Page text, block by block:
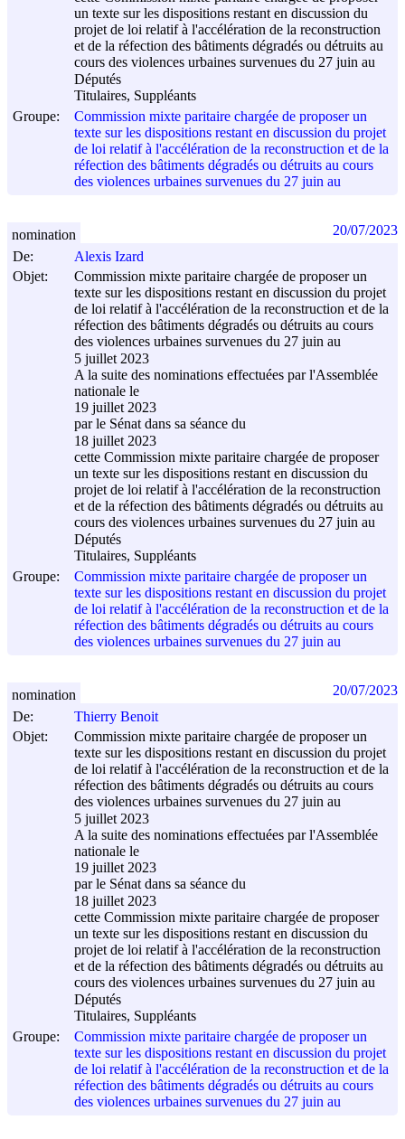
un texte sur les dispositions restant en discussion du
projet de loi relatif à l'accélération de la reconstruction
et de la réfection des bâtiments dégradés ou détruits au
cours des violences urbaines survenues du 27 juin au
Députés
Titulaires, Suppléants
Groupe:
Commission mixte paritaire chargée de proposer un
texte sur les dispositions restant en discussion du projet
de loi relatif à l'accélération de la reconstruction et de la
réfection des bâtiments dégradés ou détruits au cours
des violences urbaines survenues du 27 juin au
De:
Alexis Izard
Objet:
Commission mixte paritaire chargée de proposer un
texte sur les dispositions restant en discussion du projet
de loi relatif à l'accélération de la reconstruction et de la
réfection des bâtiments dégradés ou détruits au cours
des violences urbaines survenues du 27 juin au
5 juillet 2023
A la suite des nominations effectuées par l'Assemblée
nationale le
19 juillet 2023
par le Sénat dans sa séance du
18 juillet 2023
cette Commission mixte paritaire chargée de proposer
un texte sur les dispositions restant en discussion du
projet de loi relatif à l'accélération de la reconstruction
et de la réfection des bâtiments dégradés ou détruits au
cours des violences urbaines survenues du 27 juin au
Députés
Titulaires, Suppléants
Groupe:
Commission mixte paritaire chargée de proposer un
texte sur les dispositions restant en discussion du projet
de loi relatif à l'accélération de la reconstruction et de la
réfection des bâtiments dégradés ou détruits au cours
des violences urbaines survenues du 27 juin au
nomination 20/07/2023
De:
Thierry Benoit
Objet:
Commission mixte paritaire chargée de proposer un
texte sur les dispositions restant en discussion du projet
de loi relatif à l'accélération de la reconstruction et de la
réfection des bâtiments dégradés ou détruits au cours
des violences urbaines survenues du 27 juin au
5 juillet 2023
A la suite des nominations effectuées par l'Assemblée
nationale le
19 juillet 2023
par le Sénat dans sa séance du
18 juillet 2023
cette Commission mixte paritaire chargée de proposer
un texte sur les dispositions restant en discussion du
projet de loi relatif à l'accélération de la reconstruction
et de la réfection des bâtiments dégradés ou détruits au
cours des violences urbaines survenues du 27 juin au
Députés
Titulaires, Suppléants
Groupe:
Commission mixte paritaire chargée de proposer un
texte sur les dispositions restant en discussion du projet
de loi relatif à l'accélération de la reconstruction et de la
réfection des bâtiments dégradés ou détruits au cours
des violences urbaines survenues du 27 juin au
nomination 20/07/2023